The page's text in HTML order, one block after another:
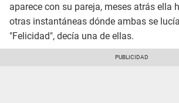
aparece con su pareja, meses atrás ella
otras instantáneas dónde ambas se
"Felicidad", decía una de ellas.